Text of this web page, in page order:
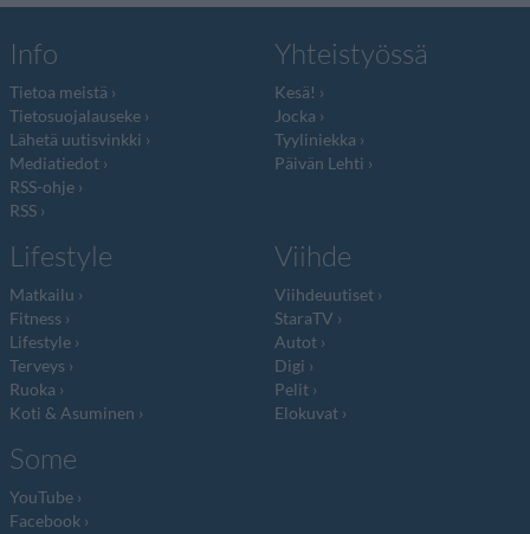
Info
Tietoa meistä
Tietosuojalauseke
Lähetä uutisvinkki
Mediatiedot
RSS-ohje
RSS
Yhteistyössä
Kesä!
Jocka
Tyyliniekka
Päivän Lehti
Lifestyle
Matkailu
Fitness
Lifestyle
Terveys
Ruoka
Koti & Asuminen
Viihde
Viihdeuutiset
StaraTV
Autot
Digi
Pelit
Elokuvat
Some
YouTube
Facebook